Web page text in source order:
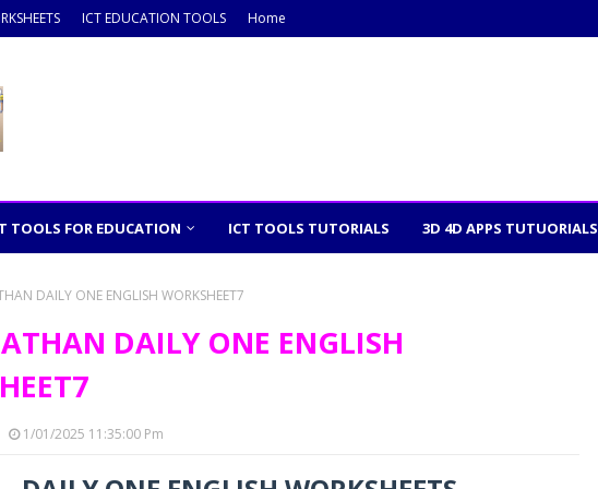
ICT EDUCATION TOOLS Home
TOOLS FOR EDUCATION ICT TOOLS TUTORIALS 3D 4D APPS TUTUORIALS
DAILY ONE ENGLISH WORKSHEET7
DAILY ONE ENGLISH
1/01/2025 11:35:00 Pm